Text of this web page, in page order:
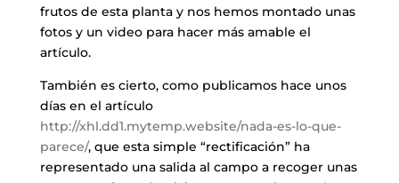
frutos de esta planta y nos hemos montado unas
fotos y un video para hacer más amable el
artículo.
También es cierto, como publicamos hace unos
días en el artículo
http://xhl.dd1.mytemp.website/nada-es-lo-que-
parece/, que esta simple “rectificación” ha
representado una salida al campo a recoger unas